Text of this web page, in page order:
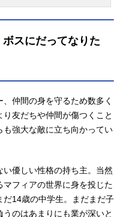
による漫画『家庭教師ヒ
』。本作を原作と
メは、2026年10月で20
ます。アニメイトタイム
として率いる（？）10代
ファミリーの情報をまと
燃える想いは、時を超え
リーとは作品内における
祥のマフィア。初代であ
Ⅰ世（ジョット）が立ち
団を母体とし、Ⅱ世の時
スにだってなりた
仲間の身を守るため数多く
友だちや仲間が傷つくこと
強大な敵に立ち向かってい
優しい性格の持ち主。当然
フィアの世界に身を投じた
だ14歳の中学生。まだまだ子
のはあまりにも業が深いと